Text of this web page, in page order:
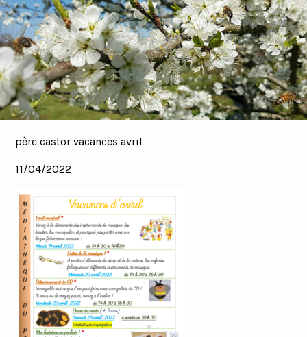
père castor vacances avril
11/04/2022